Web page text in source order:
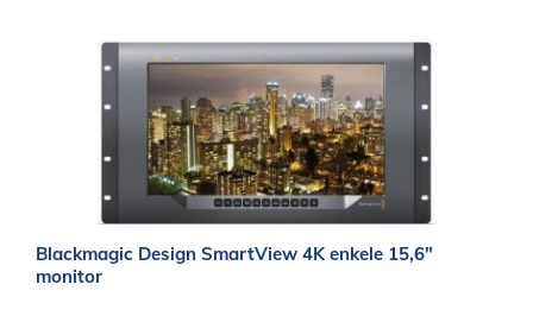
Blackmagic Design SmartView 4K enkele 15,6″
monitor